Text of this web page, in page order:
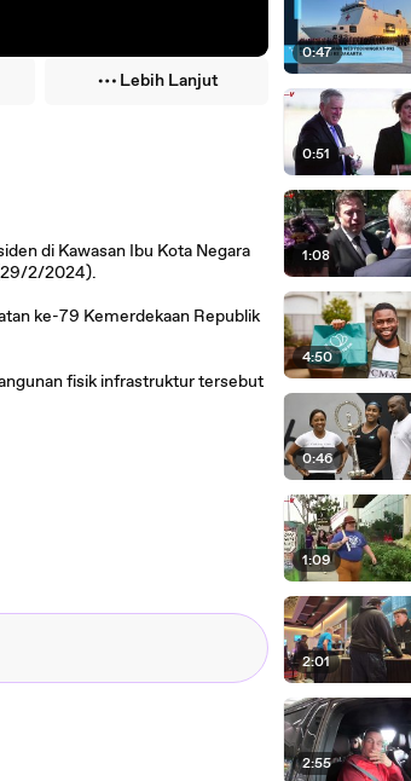
Lebih Lanjut
di Kawasan Ibu Kota Negara
2/2024).
ke-79 Kemerdekaan Republik
fisik infrastruktur tersebut
0:47
0:51
1:08
4:50
0:46
1:09
2:01
2:55